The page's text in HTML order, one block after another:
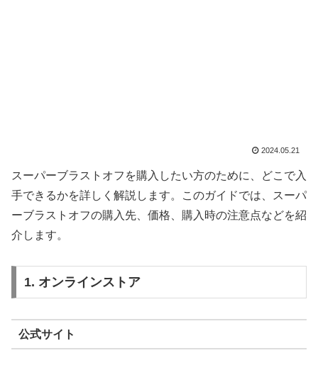
2024.05.21
スーパーブラストオフを購入したい方のために、どこで入
手できるかを詳しく解説します。このガイドでは、スーパ
ーブラストオフの購入先、価格、購入時の注意点などを紹
介します。
1. オンラインストア
公式サイト